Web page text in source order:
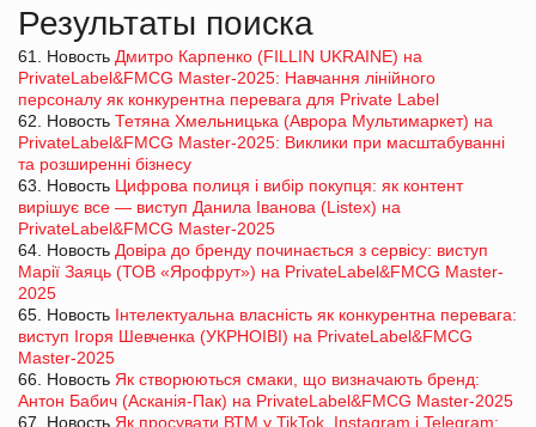
Результаты поиска
61. Новость Дмитро Карпенко (FILLIN UKRAINE) на
PrivateLabel&FMCG Master-2025: Навчання лінійного
персоналу як конкурентна перевага для Private Label
62. Новость Тетяна Хмельницька (Аврора Мультимаркет) на
PrivateLabel&FMCG Master-2025: Виклики при масштабуванні
та розширенні бізнесу
63. Новость Цифрова полиця і вибір покупця: як контент
вирішує все — виступ Данила Іванова (Listex) на
PrivateLabel&FMCG Master-2025
64. Новость Довіра до бренду починається з сервісу: виступ
Марії Заяць (ТОВ «Ярофрут») на PrivateLabel&FMCG Master-
2025
65. Новость Інтелектуальна власність як конкурентна перевага:
виступ Ігоря Шевченка (УКРНОІВІ) на PrivateLabel&FMCG
Master-2025
66. Новость Як створюються смаки, що визначають бренд:
Антон Бабич (Асканія-Пак) на PrivateLabel&FMCG Master-2025
67. Новость Як просувати ВТМ у TikTok, Instagram і Telegram: